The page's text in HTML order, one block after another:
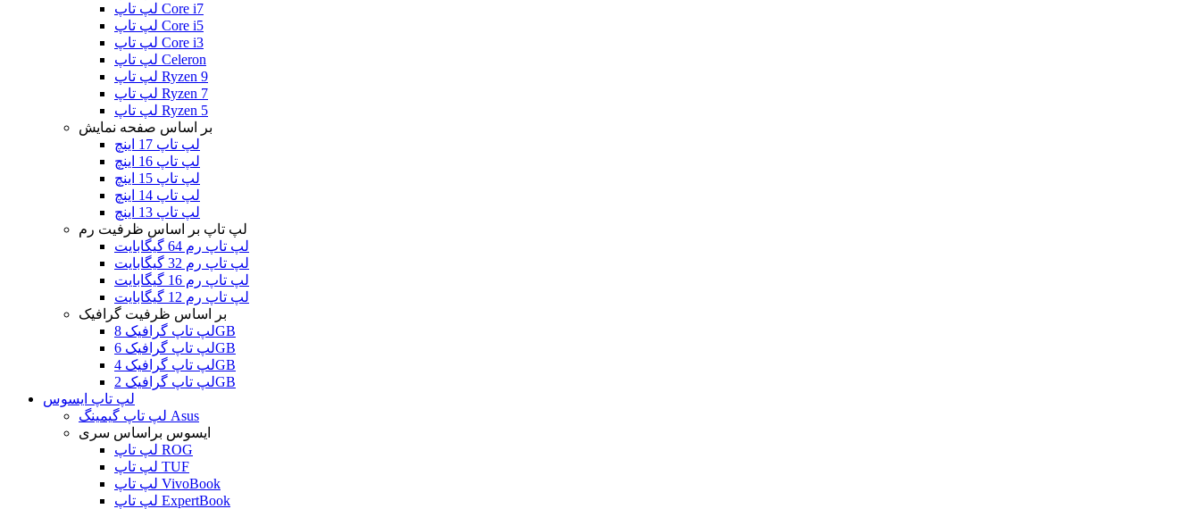
لپ تاپ Core i7
لپ تاپ Core i5
لپ تاپ Core i3
لپ تاپ Celeron
لپ تاپ Ryzen 9
لپ تاپ Ryzen 7
لپ تاپ Ryzen 5
بر اساس صفحه نمایش
لپ تاپ 17 اینچ
لپ تاپ 16 اینچ
لپ تاپ 15 اینچ
لپ تاپ 14 اینچ
لپ تاپ 13 اینچ
لپ تاپ بر اساس ظرفیت رم
لپ تاپ رم 64 گیگابایت
لپ تاپ رم 32 گیگابایت
لپ تاپ رم 16 گیگابایت
لپ تاپ رم 12 گیگابایت
بر اساس ظرفیت گرافیک
لپ تاپ گرافیک 8GB
لپ تاپ گرافیک 6GB
لپ تاپ گرافیک 4GB
لپ تاپ گرافیک 2GB
لپ تاپ ایسوس
لپ تاپ گیمینگ Asus
ایسوس براساس سری
لپ تاپ ROG
لپ تاپ TUF
لپ تاپ VivoBook
لپ تاپ ExpertBook